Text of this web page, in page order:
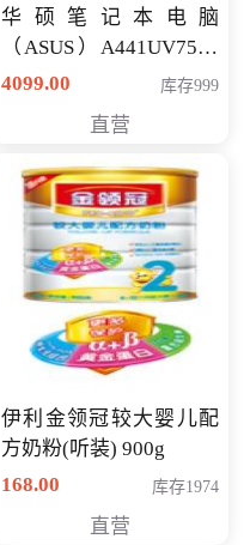
华硕笔记本电脑
（ASUS）A441UV7500
顽石（7代i7-7500U 4G
4099.00 库存999
直营
伊利金领冠较大婴儿配
方奶粉(听装) 900g
168.00
库存1974
直营